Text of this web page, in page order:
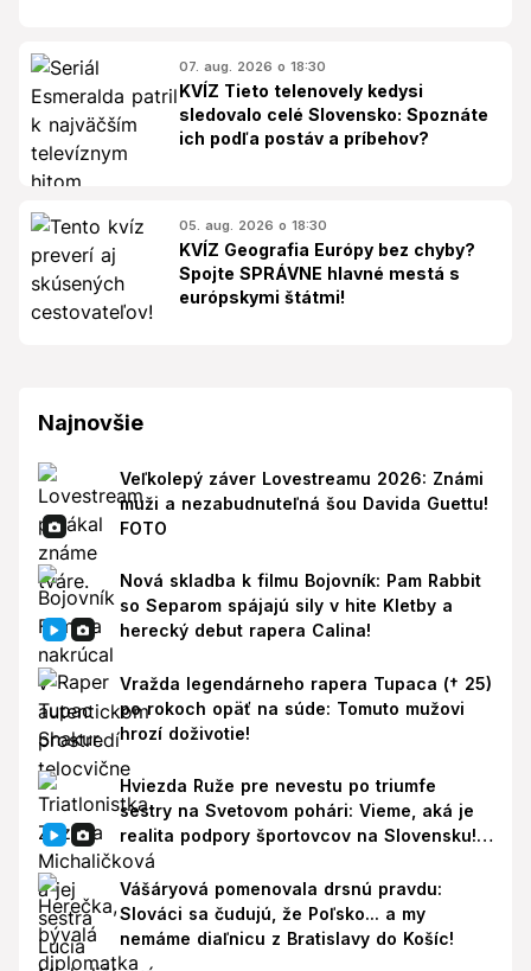
07. aug. 2026 o 18:30
KVÍZ Tieto telenovely kedysi
sledovalo celé Slovensko: Spoznáte
ich podľa postáv a príbehov?
05. aug. 2026 o 18:30
KVÍZ Geografia Európy bez chyby?
Spojte SPRÁVNE hlavné mestá s
európskymi štátmi!
Najnovšie
Veľkolepý záver Lovestreamu 2026: Známi
muži a nezabudnuteľná šou Davida Guettu!
FOTO
Nová skladba k filmu Bojovník: Pam Rabbit
so Separom spájajú sily v hite Kletby a
herecký debut rapera Calina!
Vražda legendárneho rapera Tupaca († 25)
po rokoch opäť na súde: Tomuto mužovi
hrozí doživotie!
Hviezda Ruže pre nevestu po triumfe
sestry na Svetovom pohári: Vieme, aká je
realita podpory športovcov na Slovensku!
Prišla reakcia
Vášáryová pomenovala drsnú pravdu:
Slováci sa čudujú, že Poľsko... a my
nemáme diaľnicu z Bratislavy do Košíc!